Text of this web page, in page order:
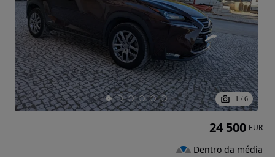
1 / 6
24 500 EUR
Dentro da média